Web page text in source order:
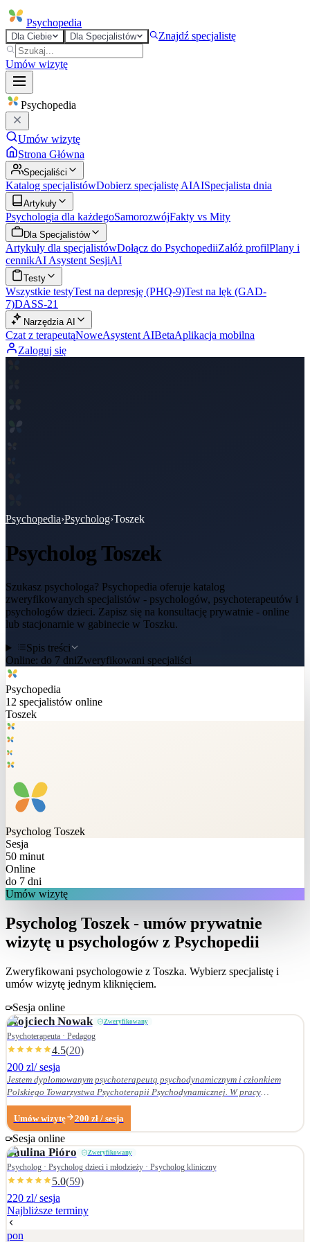
Psychopedia
Dla Ciebie Dla Specjalistów Znajdź specjalistę
Umów wizytę
Psychopedia
Umów wizytę
Strona Główna
Specjaliści
Katalog specjalistówDobierz specjalistę AIAISpecjalista dnia
Artykuły
Psychologia dla każdegoSamorozwójFakty vs Mity
Dla Specjalistów
Artykuły dla specjalistówDołącz do PsychopediiZałóż profilPlany i
cennikAI Asystent SesjiAI
Testy
Wszystkie testyTest na depresję (PHQ-9)Test na lęk (GAD-
7)DASS-21
Narzędzia AI
Czat z terapeutąNoweAsystent AIBetaAplikacja mobilna
Zaloguj się
Psychopedia›Psycholog›Toszek
PsychologToszek
Szukasz psychologa? Psychopedia oferuje katalog
zweryfikowanych specjalistów - psychologów, psychoterapeutów i
psychologów dzieci. Zapisz się na konsultację prywatnie - online
lub stacjonarnie w gabinecie w Toszku.
Spis treści
Online: do 7 dniZweryfikowani specjaliści
Psychopedia
12 specjalistów online
Toszek
Psycholog Toszek
Sesja
50 minut
Online
do 7 dni
Umów wizytę
Psycholog Toszek - umów prywatnie
wizytę u psychologów z Psychopedii
Zweryfikowani psychologowie z Toszka. Wybierz specjalistę i
umów wizytę jednym kliknięciem.
Sesja online
Wojciech Nowak Zweryfikowany
Psychoterapeuta · Pedagog
4.5(20)
200 zl/ sesja
Jestem dyplomowanym psychoterapeutą psychodynamicznym i członkiem
Polskiego Towarzystwa Psychoterapii Psychodynamicznej. W pracy
terapeutycznej wnikliwie słucham pacjenta i podążam za jego narracją. Moje
zainteresowania zawodowe obejmują przede wszystkim: • psychoterapię
zaburzeń osobowości, • zaburzenia nerwicowe i lękowe, • problematykę relacji
małżeńskich i rodzinnych. Nie zajmuję się terapią uzależnień. Ukończyłem
Wydział Nauk Pedagogicznych Dolnośląskiej Szkoły Wyższej we Wrocławiu —
w 2007 r. studia licencjackie (pedagogika rodzinna), a w 2009 r. magisterskie
(resocjalizacja). W 2016 r. ukończyłem czteroletnie szkolenie z psychoterapii
psychodynamicznej w Krakowskim Centrum Psychodynamicznym, a w styczniu
2020 r. uzyskałem dyplom psychoterapeuty psychodynamicznego. Od
ukończenia szkoły psychoterapii regularnie uczestniczę w konferencjach
Umów wizytę 200 zł / sesja
Sesja online
Paulina Pióro Zweryfikowany
Psycholog · Psycholog dzieci i młodzieży · Psycholog kliniczny
5.0(59)
220 zl/ sesja
Najbliższe terminy
pon